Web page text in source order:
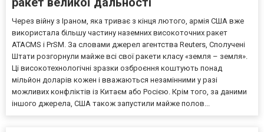
Через війну з Іраном, яка триває з кінця лютого, армія США вже
використала більшу частину наземних високоточних ракет
ATACMS і PrSM. За словами джерел агентства Reuters, Сполучені
Штати розгорнули майже всі свої ракети класу «земля – земля».
Ці високотехнологічні зразки озброєння коштують понад
мільйон доларів кожен і вважаються незамінними у разі
можливих конфліктів із Китаєм або Росією. Крім того, за даними
іншого джерела, США також запустили майже полов...